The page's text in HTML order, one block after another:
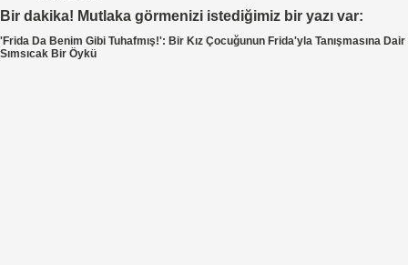
Bir dakika! Mutlaka görmenizi istediğimiz bir yazı var:
'Frida Da Benim Gibi Tuhafmış!': Bir Kız Çocuğunun Frida'yla Tanışmasına Dair
Sımsıcak Bir Öykü